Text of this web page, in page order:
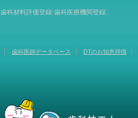
歯科材料評価登録 歯科医療機関登録
歯科医師データベース DTのお知恵拝借